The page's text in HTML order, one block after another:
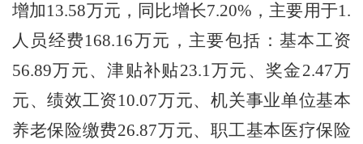
增加13.58万元，同比增长7.20% ，主要用于1.
人员经费168.16万元，主要包括：基本工资
56.89万元、津贴补贴23.1万元、奖金2.47万
元、绩效工资10.07万元、机关事业单位基本
养老保险缴费26.87万元、职工基本医疗保险